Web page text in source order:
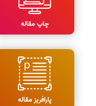
چاپ مقاله
پارافریز مقاله